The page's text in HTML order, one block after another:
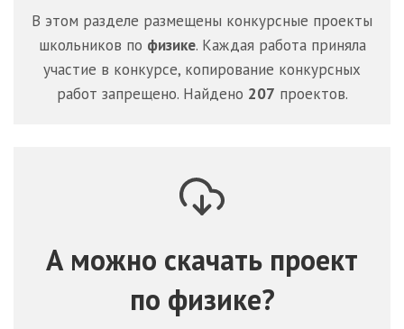
В этом разделе размещены конкурсные проекты
школьников по физике. Каждая работа приняла
участие в конкурсе, копирование конкурсных
работ запрещено. Найдено 207 проектов.
А можно скачать проект
по физике?